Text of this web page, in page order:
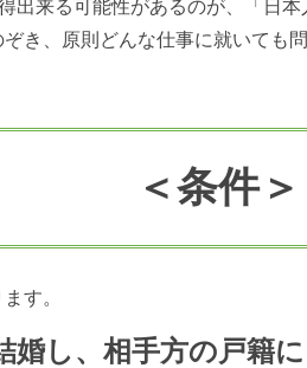
出来る可能性があるのが、「日
き、原則どんな仕事に就いても
＜条件＞
す。
し、相手方の戸籍